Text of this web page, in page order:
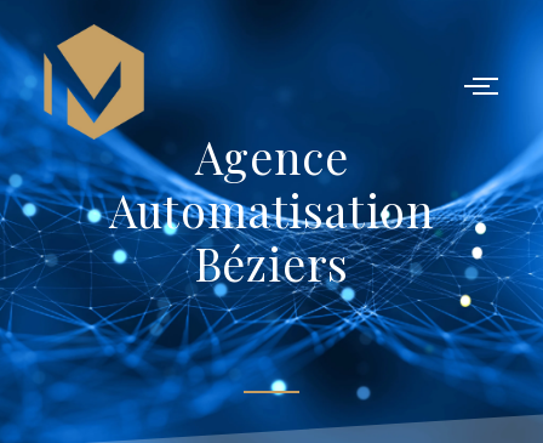
Agence
Automatisation Béziers
Agence
Automatisation
Béziers